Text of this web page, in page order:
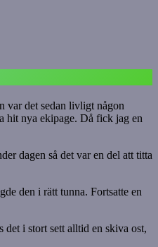
var det sedan livligt någon
hit nya ekipage. Då fick jag en
dagen så det var en del att titta
den i rätt tunna. Fortsatte en
i stort sett alltid en skiva ost,